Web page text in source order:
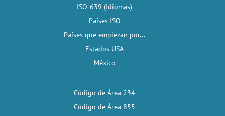
ISO-639 (Idiomas)
Países ISO
Países que empiezan por...
Estados USA
México
Código de Área 234
Código de Área 855